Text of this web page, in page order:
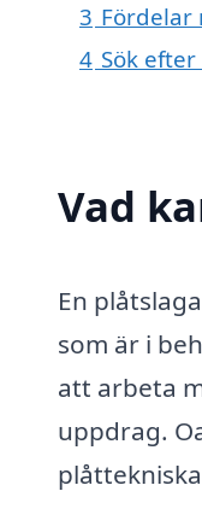
3 Fördelar
4 Sök
Vad
En
som är i
att arbeta
uppdrag.